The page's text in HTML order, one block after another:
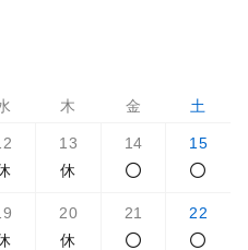
木 金 土
13
休
14 15
20
休
21 22